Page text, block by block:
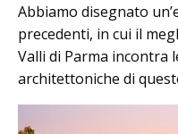
Abbiamo disegnato
precedenti, in cui il
Valli di Parma incontra
architettoniche di